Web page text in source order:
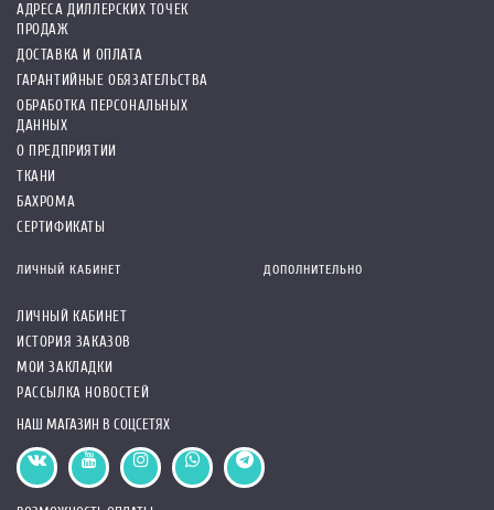
АДРЕСА ДИЛЛЕРСКИХ ТОЧЕК
ПРОДАЖ
ДОСТАВКА И ОПЛАТА
ГАРАНТИЙНЫЕ ОБЯЗАТЕЛЬСТВА
ОБРАБОТКА ПЕРСОНАЛЬНЫХ
ДАННЫХ
О ПРЕДПРИЯТИИ
ТКАНИ
БАХРОМА
СЕРТИФИКАТЫ
ЛИЧНЫЙ КАБИНЕТ
ЛИЧНЫЙ КАБИНЕТ
ИСТОРИЯ ЗАКАЗОВ
МОИ ЗАКЛАДКИ
РАССЫЛКА НОВОСТЕЙ
ДОПОЛНИТЕЛЬНО
НАШ МАГАЗИН В СОЦСЕТЯХ